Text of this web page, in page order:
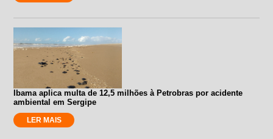
Ibama aplica multa de 12,5 milhões à Petrobras por acidente
ambiental em Sergipe
LER MAIS